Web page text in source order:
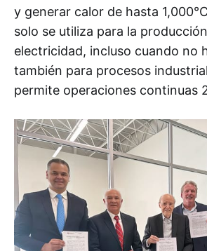
y generar calor de hasta
solo se utiliza para la
electricidad, incluso cuando no
también para procesos
permite operaciones continuas